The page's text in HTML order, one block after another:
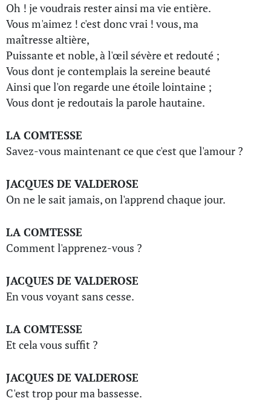
Oh ! je voudrais rester ainsi ma vie entière.
Vous m'aimez ! c'est donc vrai ! vous, ma
maîtresse altière,
Puissante et noble, à l'œil sévère et redouté ;
Vous dont je contemplais la sereine beauté
Ainsi que l'on regarde une étoile lointaine ;
Vous dont je redoutais la parole hautaine.
LA COMTESSE
Savez-vous maintenant ce que c'est que l'amour ?
JACQUES DE VALDEROSE
On ne le sait jamais, on l'apprend chaque jour.
LA COMTESSE
Comment l'apprenez-vous ?
JACQUES DE VALDEROSE
En vous voyant sans cesse.
LA COMTESSE
Et cela vous suffit ?
JACQUES DE VALDEROSE
C'est trop pour ma bassesse.